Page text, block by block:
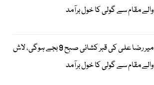
والے مقام سے گولی کا خول برآمد
میر رضا علی کی قبر کشائی صبح 9 بجے ہوگی، لاش
والے مقام سے گولی کا خول برآمد